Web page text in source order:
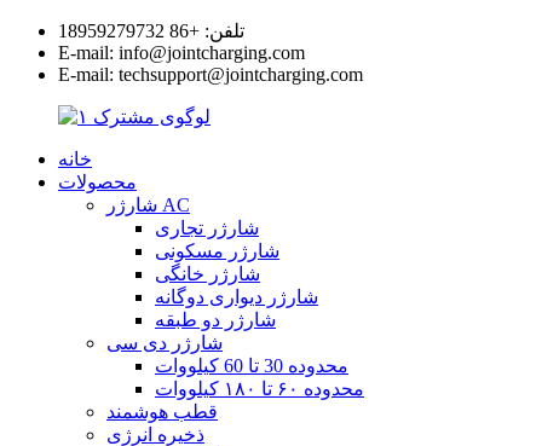
تلفن: +86 18959279732
E-mail: info@jointcharging.com
E-mail: techsupport@jointcharging.com
خانه
محصولات
شارژر AC
شارژر تجاری
شارژر مسکونی
شارژر خانگی
شارژر دیواری دوگانه
شارژر دو طبقه
شارژر دی سی
محدوده 30 تا 60 کیلووات
محدوده ۶۰ تا ۱۸۰ کیلووات
قطب هوشمند
ذخیره انرژی